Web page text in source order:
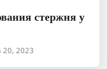
стержня у
20, 2023